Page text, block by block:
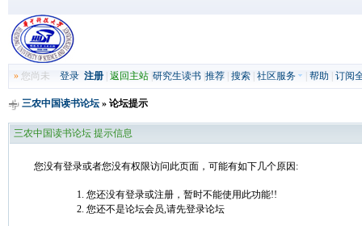
»您尚未 登录 注册| 返回主站| 研究生读书| 推荐| 搜索| 社区服务 帮助 订阅
三农中国读书论坛» 论坛提示
三农中国读书论坛 提示信息
您没有登录或者您没有权限访问此页面，可能有如下几个原因:
您还没有登录或注册，暂时不能使用此功能!!
您还不是论坛会员,请先登录论坛